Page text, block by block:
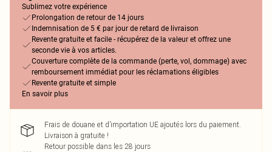
Sublimez votre expérience
Prolongation de retour de 14 jours
Indemnisation de 5 € par jour de retard de livraison
Revente gratuite et facile - récupérez de la valeur et offrez une
seconde vie à vos articles.
Couverture complète de la commande (perte, vol, dommage) avec
remboursement immédiat pour les réclamations éligibles
Revente gratuite et simple
En savoir plus
Frais de douane et d’importation UE ajoutés lors du paiement.
Livraison à gratuite !
Retour possible dans les 28 jours